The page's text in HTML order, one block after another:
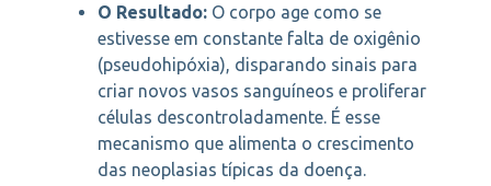
O Resultado: O corpo age como se
estivesse em constante falta de oxigênio
(pseudohipóxia), disparando sinais para
criar novos vasos sanguíneos e proliferar
células descontroladamente. É esse
mecanismo que alimenta o crescimento
das neoplasias típicas da doença.